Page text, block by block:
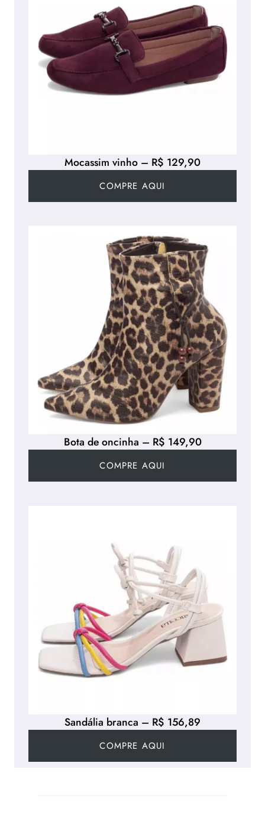
Sandália branca – R$ 156,89
COMPRE AQUI
Mocassim vinho – R$ 129,90
COMPRE AQUI
Bota de oncinha – R$ 149,90
COMPRE AQUI